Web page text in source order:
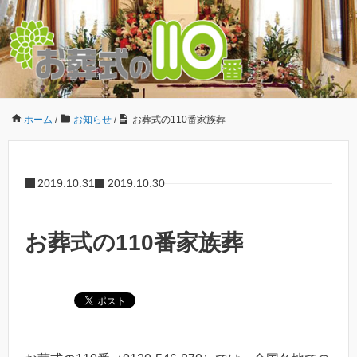
ホーム / お知らせ / お葬式の110番家族葬
2019.10.31 2019.10.30
お葬式の110番家族葬